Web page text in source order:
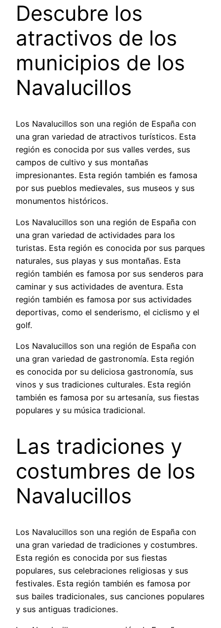
Descubre los
atractivos de los
municipios de los
Navalucillos
Los Navalucillos son una región de España con
una gran variedad de atractivos turísticos. Esta
región es conocida por sus valles verdes, sus
campos de cultivo y sus montañas
impresionantes. Esta región también es famosa
por sus pueblos medievales, sus museos y sus
monumentos históricos.
Los Navalucillos son una región de España con
una gran variedad de actividades para los
turistas. Esta región es conocida por sus parques
naturales, sus playas y sus montañas. Esta
región también es famosa por sus senderos para
caminar y sus actividades de aventura. Esta
región también es famosa por sus actividades
deportivas, como el senderismo, el ciclismo y el
golf.
Los Navalucillos son una región de España con
una gran variedad de gastronomía. Esta región
es conocida por su deliciosa gastronomía, sus
vinos y sus tradiciones culturales. Esta región
también es famosa por su artesanía, sus fiestas
populares y su música tradicional.
Las tradiciones y
costumbres de los
Navalucillos
Los Navalucillos son una región de España con
una gran variedad de tradiciones y costumbres.
Esta región es conocida por sus fiestas
populares, sus celebraciones religiosas y sus
festivales. Esta región también es famosa por
sus bailes tradicionales, sus canciones populares
y sus antiguas tradiciones.